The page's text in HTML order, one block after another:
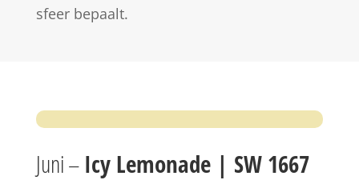
sfeer bepaalt.
Juni – Icy Lemonade | SW 1667